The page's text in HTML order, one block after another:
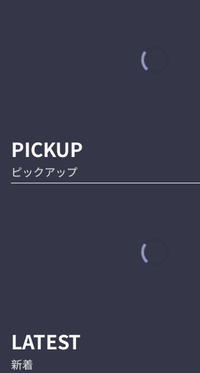
PICKUP
ピックアップ
LATEST
新着